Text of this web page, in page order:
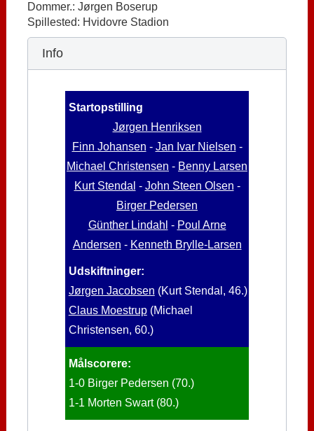
Dommer.: Jørgen Boserup
Spillested: Hvidovre Stadion
Info
Startopstilling
Jørgen Henriksen
Finn Johansen - Jan Ivar Nielsen -
Michael Christensen - Benny Larsen
Kurt Stendal - John Steen Olsen -
Birger Pedersen
Günther Lindahl - Poul Arne
Andersen - Kenneth Brylle-Larsen
Udskiftninger:
Jørgen Jacobsen (Kurt Stendal, 46.)
Claus Moestrup(Michael
Christensen, 60.)
Målscorere:
1-0 Birger Pedersen (70.)
1-1 Morten Swart (80.)